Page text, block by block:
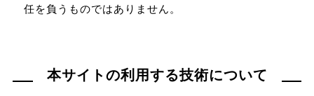
任を負うものではありません。
本サイトの利用する技術について